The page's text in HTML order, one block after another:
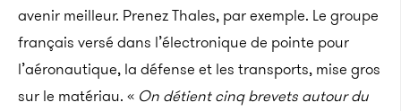
avenir meilleur. Prenez Thales, par exemple. Le groupe
français versé dans l’électronique de pointe pour
l’aéronautique, la défense et les transports, mise gros
sur le matériau. « On détient cinq brevets autour du